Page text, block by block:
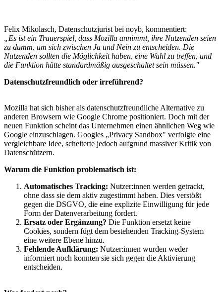
Felix Mikolasch, Datenschutzjurist bei noyb, kommentiert:
„Es ist ein Trauerspiel, dass Mozilla annimmt, ihre Nutzenden seien
zu dumm, um sich zwischen Ja und Nein zu entscheiden. Die
Nutzenden sollten die Möglichkeit haben, eine Wahl zu treffen, und
die Funktion hätte standardmäßig ausgeschaltet sein müssen."
Datenschutzfreundlich oder irreführend?
Mozilla hat sich bisher als datenschutzfreundliche Alternative zu
anderen Browsern wie Google Chrome positioniert. Doch mit der
neuen Funktion scheint das Unternehmen einen ähnlichen Weg wie
Google einzuschlagen. Googles „Privacy Sandbox" verfolgte eine
vergleichbare Idee, scheiterte jedoch aufgrund massiver Kritik von
Datenschützern.
Warum die Funktion problematisch ist:
Automatisches Tracking: Nutzer:innen werden getrackt,
ohne dass sie dem aktiv zugestimmt haben. Dies verstößt
gegen die DSGVO, die eine explizite Einwilligung für jede
Form der Datenverarbeitung fordert.
Ersatz oder Ergänzung? Die Funktion ersetzt keine
Cookies, sondern fügt dem bestehenden Tracking-System
eine weitere Ebene hinzu.
Fehlende Aufklärung: Nutzer:innen wurden weder
informiert noch konnten sie sich gegen die Aktivierung
entscheiden.